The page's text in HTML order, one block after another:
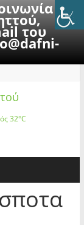
με
του
32°C